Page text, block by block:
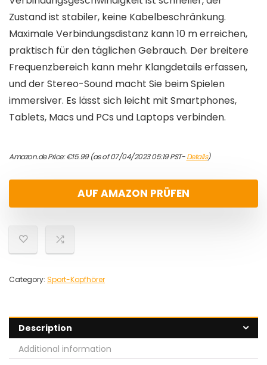
Zustand ist stabiler, keine Kabelbeschränkung.
Maximale Verbindungsdistanz kann 10 m erreichen,
praktisch für den täglichen Gebrauch. Der breitere
Frequenzbereich kann mehr Klangdetails erfassen,
und der Stereo-Sound macht Sie beim Spielen
immersiver. Es lässt sich leicht mit Smartphones,
Tablets, Macs und PCs und Laptops verbinden.
Amazon.de Price:€15.99(as of 07/04/2023 05:19 PST-Details)
AUF AMAZON PRÜFEN
Category: Sport-Kopfhörer
Description
Additional information